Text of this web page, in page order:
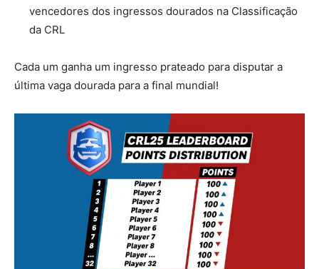
vencedores dos ingressos dourados na Classificação
da CRL
Cada um ganha um ingresso prateado para disputar a
última vaga dourada para a final mundial!